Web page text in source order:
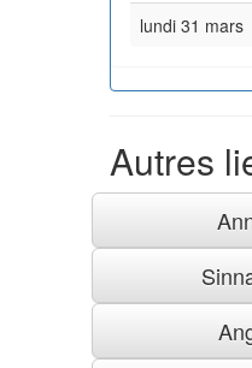
lundi 31 mars
Autres